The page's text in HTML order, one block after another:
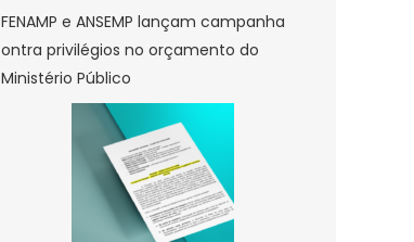
FENAMP e ANSEMP lançam campanha
ontra privilégios no orçamento do
Ministério Público